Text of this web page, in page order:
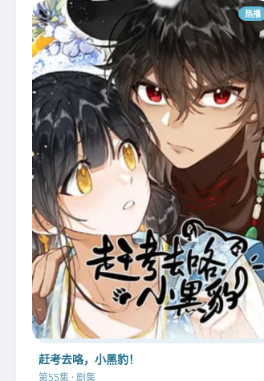
热播
赶考去咯，小黑豹！
第55集 · 剧集